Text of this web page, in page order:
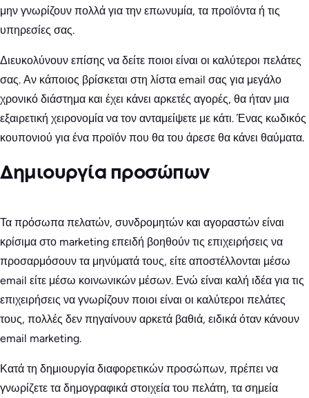
μην γνωρίζουν πολλά για την επωνυμία, τα προϊόντα ή τις
υπηρεσίες σας.
Διευκολύνουν επίσης να δείτε ποιοι είναι οι καλύτεροι πελάτες
σας. Αν κάποιος βρίσκεται στη λίστα email σας για μεγάλο
χρονικό διάστημα και έχει κάνει αρκετές αγορές, θα ήταν μια
εξαιρετική χειρονομία να τον ανταμείψετε με κάτι. Ένας κωδικός
κουπονιού για ένα προϊόν που θα του άρεσε θα κάνει θαύματα.
Δημιουργία προσώπων
Τα πρόσωπα πελατών, συνδρομητών και αγοραστών είναι
κρίσιμα στο marketing επειδή βοηθούν τις επιχειρήσεις να
προσαρμόσουν τα μηνύματά τους, είτε αποστέλλονται μέσω
email είτε μέσω κοινωνικών μέσων. Ενώ είναι καλή ιδέα για τις
επιχειρήσεις να γνωρίζουν ποιοι είναι οι καλύτεροι πελάτες
τους, πολλές δεν πηγαίνουν αρκετά βαθιά, ειδικά όταν κάνουν
email marketing.
Κατά τη δημιουργία διαφορετικών προσώπων, πρέπει να
γνωρίζετε τα δημογραφικά στοιχεία του πελάτη, τα σημεία